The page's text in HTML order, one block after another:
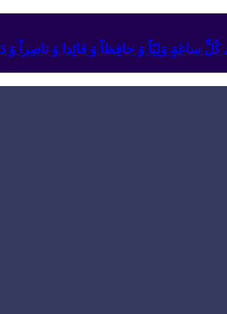
ساعَةٍ وَلِیّاً وَ حافِظاً وَ قائِدا ‏وَ ناصِراً وَ